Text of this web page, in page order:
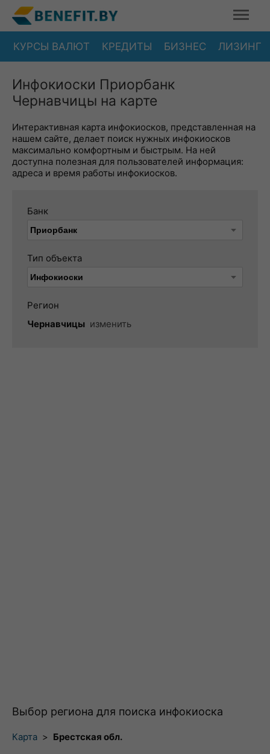
КУРСЫ ВАЛЮТ КРЕДИТЫ БИЗНЕС ЛИЗИНГ
Инфокиоски Приорбанк
Чернавчицы на карте
Интерактивная карта инфокиосков, представленная на
нашем сайте, делает поиск нужных инфокиосков
максимально комфортным и быстрым. На ней
доступна полезная для пользователей информация:
адреса и время работы инфокиосков.
Банк
Тип объекта
Регион
Чернавчицы изменить
Выбор региона для поиска инфокиоска
Карта > Брестская обл.